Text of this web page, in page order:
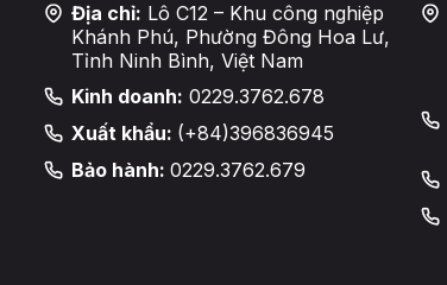
Địa chỉ: Lô C12 – Khu công nghiệp
Khánh Phú, Phường Đông Hoa Lư,
Tỉnh Ninh Bình, Việt Nam
Kinh doanh: 0229.3762.678
Xuất khẩu: (+84)396836945
Bảo hành: 0229.3762.679